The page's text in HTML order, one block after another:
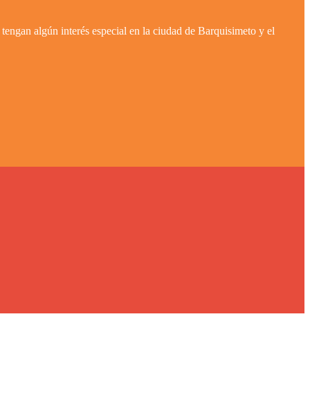
algún interés especial en la ciudad de Barquisimeto y el